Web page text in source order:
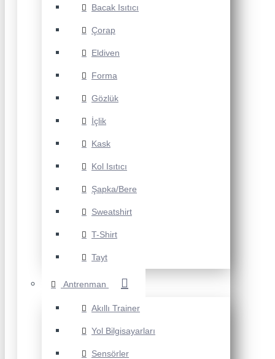
Bacak Isıtıcı
Çorap
Eldiven
Forma
Gözlük
İçlik
Kask
Kol Isıtıcı
Şapka/Bere
Sweatshirt
T-Shirt
Tayt
Antrenman
Akıllı Trainer
Yol Bilgisayarları
Sensörler